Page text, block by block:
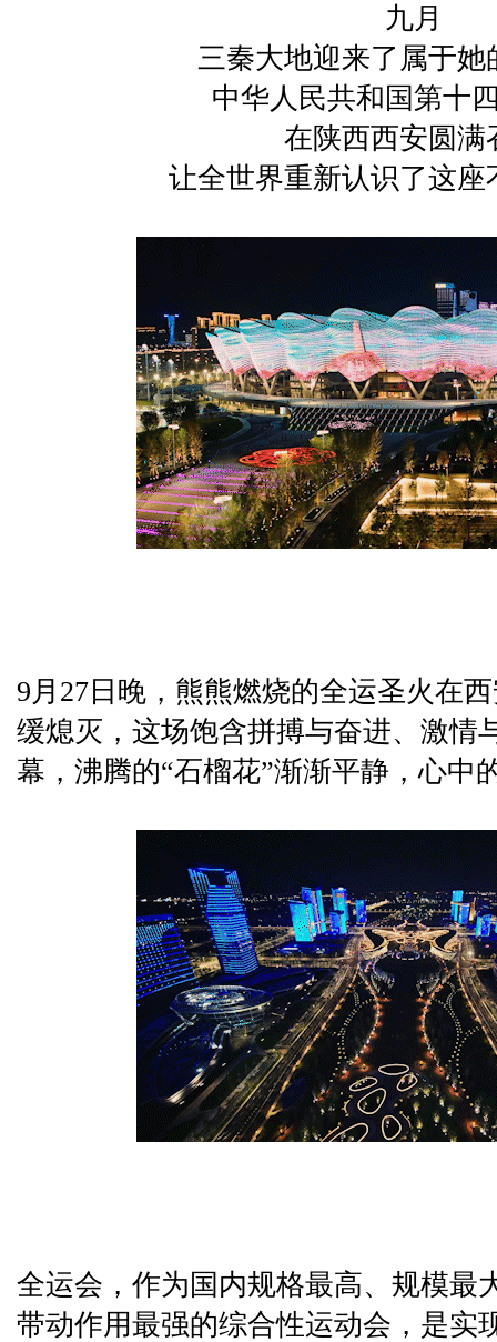
九月
三秦大地迎来了属于她
中华人民共和国第十
在陕西西安圆满
让全世界重新认识了这座
9月27日晚，熊熊燃烧的全运圣火在
缓熄灭，这场饱含拼搏与奋进、激情
幕，沸腾的“石榴花”渐渐平静，心中
全运会，作为国内规格最高、规模最
带动作用最强的综合性运动会，是实